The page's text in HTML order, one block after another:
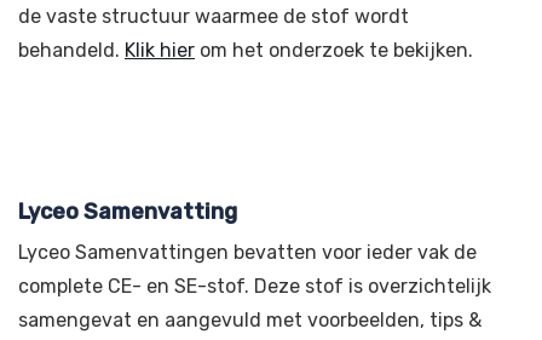
de vaste structuur waarmee de stof wordt
behandeld. Klik hier om het onderzoek te bekijken.
Lyceo Samenvatting
Lyceo Samenvattingen bevatten voor ieder vak de
complete CE- en SE-stof. Deze stof is overzichtelijk
samengevat en aangevuld met voorbeelden, tips &